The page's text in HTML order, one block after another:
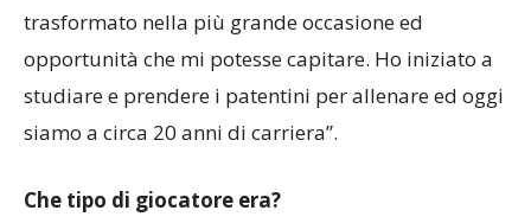
trasformato nella più grande occasione ed
opportunità che mi potesse capitare. Ho iniziato a
studiare e prendere i patentini per allenare ed oggi
siamo a circa 20 anni di carriera”.
Che tipo di giocatore era?